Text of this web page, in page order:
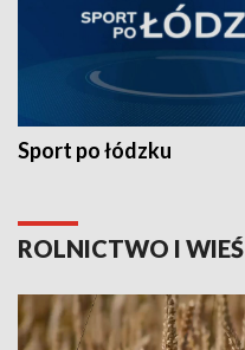
Sport po łódzku
ROLNICTWO I WIEŚ